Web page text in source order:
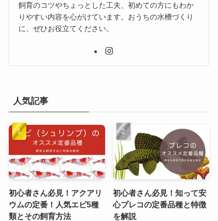
飼育のコツやちょっとした工夫、初めての方にもわか
りやすい内容を心がけています。おうちの水槽づくり
に、ぜひお役立てください。
人気記事
初心者さん必見！アクアリ
ウムの定番！人気エビ5種
類とその飼育方法
初心者さん必見！知って安
心プレコの定番品種と特徴
を解説